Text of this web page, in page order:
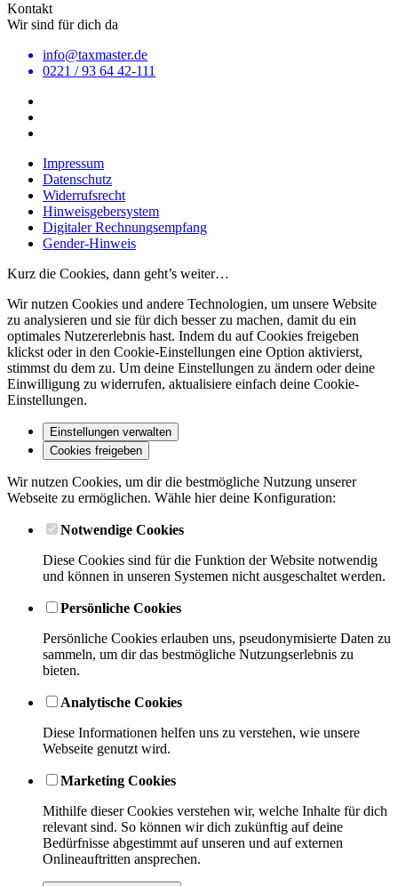
Kontakt
Wir sind für dich da
info@taxmaster.de
0221 / 93 64 42-111
Impressum
Datenschutz
Widerrufsrecht
Hinweisgebersystem
Digitaler Rechnungsempfang
Gender-Hinweis
Kurz die Cookies, dann geht’s weiter…
Wir nutzen Cookies und andere Technologien, um unsere Website
zu analysieren und sie für dich besser zu machen, damit du ein
optimales Nutzererlebnis hast. Indem du auf Cookies freigeben
klickst oder in den Cookie-Einstellungen eine Option aktivierst,
stimmst du dem zu. Um deine Einstellungen zu ändern oder deine
Einwilligung zu widerrufen, aktualisiere einfach deine Cookie-
Einstellungen.
Einstellungen verwalten
Cookies freigeben
Wir nutzen Cookies, um dir die bestmögliche Nutzung unserer
Webseite zu ermöglichen. Wähle hier deine Konfiguration:
Notwendige Cookies
Diese Cookies sind für die Funktion der Website notwendig
und können in unseren Systemen nicht ausgeschaltet werden.
Persönliche Cookies
Persönliche Cookies erlauben uns, pseudonymisierte Daten zu
sammeln, um dir das bestmögliche Nutzungserlebnis zu
bieten.
Analytische Cookies
Diese Informationen helfen uns zu verstehen, wie unsere
Webseite genutzt wird.
Marketing Cookies
Mithilfe dieser Cookies verstehen wir, welche Inhalte für dich
relevant sind. So können wir dich zukünftig auf deine
Bedürfnisse abgestimmt auf unseren und auf externen
Onlineauftritten ansprechen.